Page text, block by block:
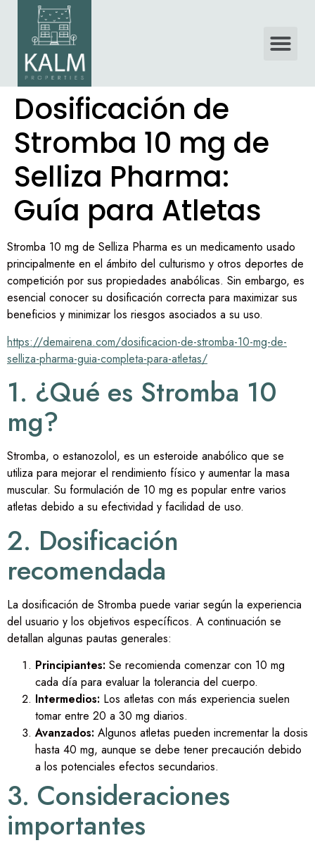
Dosificación de
Stromba 10 mg de
Selliza Pharma:
Guía para Atletas
Stromba 10 mg de Selliza Pharma es un medicamento usado
principalmente en el ámbito del culturismo y otros deportes de
competición por sus propiedades anabólicas. Sin embargo, es
esencial conocer su dosificación correcta para maximizar sus
beneficios y minimizar los riesgos asociados a su uso.
https://demairena.com/dosificacion-de-stromba-10-mg-de-
selliza-pharma-guia-completa-para-atletas/
1. ¿Qué es Stromba 10
mg?
Stromba, o estanozolol, es un esteroide anabólico que se
utiliza para mejorar el rendimiento físico y aumentar la masa
muscular. Su formulación de 10 mg es popular entre varios
atletas debido a su efectividad y facilidad de uso.
2. Dosificación
recomendada
La dosificación de Stromba puede variar según la experiencia
del usuario y los objetivos específicos. A continuación se
detallan algunas pautas generales:
Principiantes: Se recomienda comenzar con 10 mg
cada día para evaluar la tolerancia del cuerpo.
Intermedios: Los atletas con más experiencia suelen
tomar entre 20 a 30 mg diarios.
Avanzados: Algunos atletas pueden incrementar la dosis
hasta 40 mg, aunque se debe tener precaución debido
a los potenciales efectos secundarios.
3. Consideraciones
importantes